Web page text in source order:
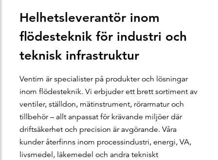
Helhetsleverantör inom
flödesteknik för industri och
teknisk infrastruktur
Ventim är specialister på produkter och lösningar
inom flödesteknik. Vi erbjuder ett brett sortiment av
ventiler, ställdon, mätinstrument, rörarmatur och
tillbehör – allt anpassat för krävande miljöer där
driftsäkerhet och precision är avgörande. Våra
kunder återfinns inom processindustri, energi, VA,
livsmedel, läkemedel och andra tekniskt